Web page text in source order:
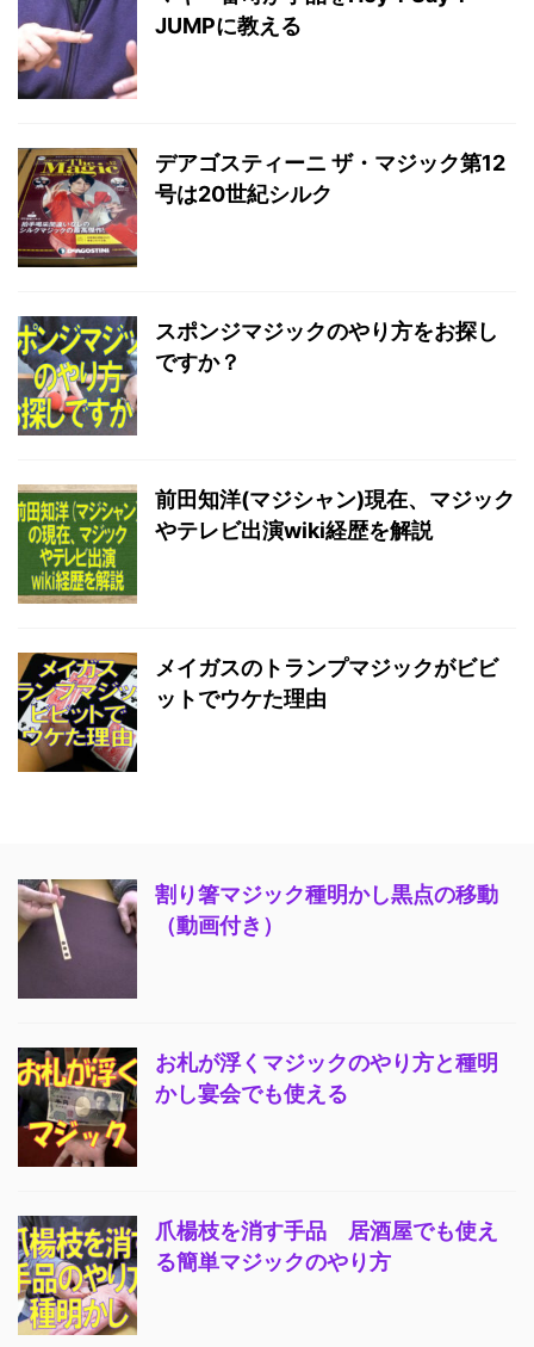
JUMPに教える
デアゴスティーニ ザ・マジック第12
号は20世紀シルク
スポンジマジックのやり方をお探し
ですか？
前田知洋(マジシャン)現在、マジック
やテレビ出演wiki経歴を解説
メイガスのトランプマジックがビビ
ットでウケた理由
割り箸マジック種明かし黒点の移動
（動画付き）
お札が浮くマジックのやり方と種明
かし宴会でも使える
爪楊枝を消す手品 居酒屋でも使え
る簡単マジックのやり方